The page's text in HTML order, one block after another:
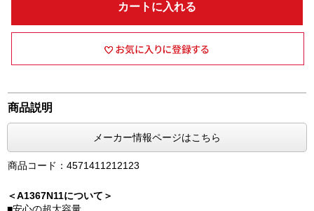
カートに入れる
商品説明
メーカー情報ページはこちら
商品コード：4571411212123
＜A1367N11について＞